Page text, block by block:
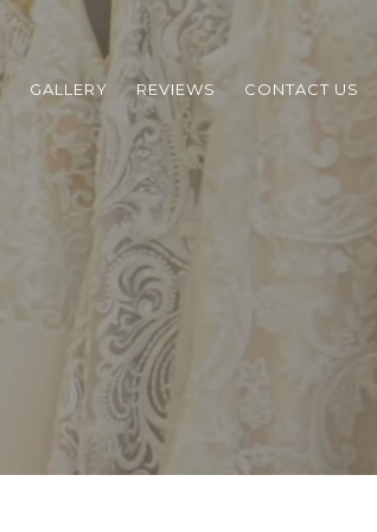
GALLERY REVIEWS CONTACT US